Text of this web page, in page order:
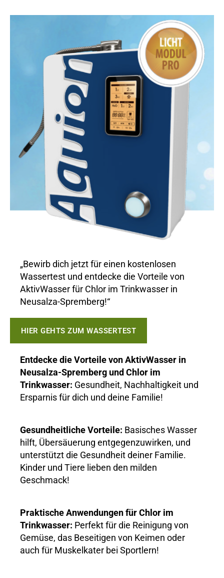
„Bewirb dich jetzt für einen kostenlosen
Wassertest und entdecke die Vorteile von
AktivWasser für Chlor im Trinkwasser in
Neusalza-Spremberg!“
HIER GEHTS ZUM WASSERTEST
Entdecke die Vorteile von AktivWasser in
Neusalza-Spremberg und Chlor im
Trinkwasser: Gesundheit, Nachhaltigkeit und
Ersparnis für dich und deine Familie!
Gesundheitliche Vorteile: Basisches Wasser
hilft, Übersäuerung entgegenzuwirken, und
unterstützt die Gesundheit deiner Familie.
Kinder und Tiere lieben den milden
Geschmack!
Praktische Anwendungen für Chlor im
Trinkwasser: Perfekt für die Reinigung von
Gemüse, das Beseitigen von Keimen oder
auch für Muskelkater bei Sportlern!